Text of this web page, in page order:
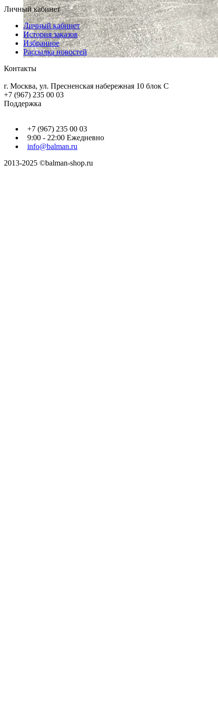
Личный кабинет
Личный кабинет
История заказов
Избранное
Рассылка новостей
Контакты
г. Москва, ул. Пресненская набережная 10 блок С
+7 (967) 235 00 03
Поддержка
+7 (967) 235 00 03
9:00 - 22:00 Ежедневно
info@balman.ru
2013-2025 ©balman-shop.ru